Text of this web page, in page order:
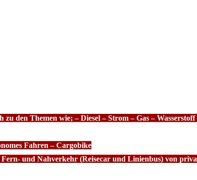
den Themen wie; – Diesel – Strom – Gas –
Fahren – Cargobike
und Nahverkehr (Reisecar und Linienbus) von